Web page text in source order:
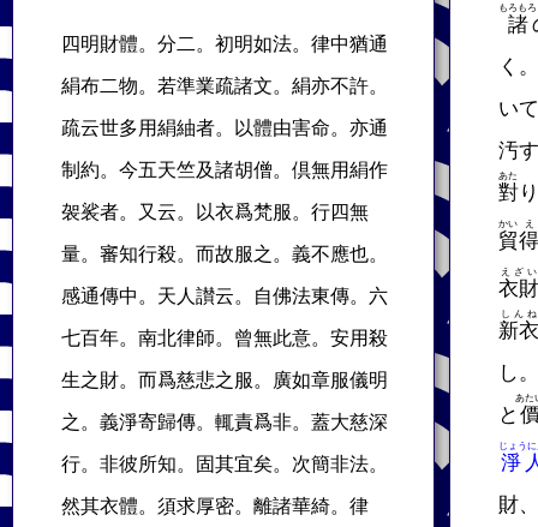
四明財體。分二。初明如法。律中猶通
絹布二物。若準業疏諸文。絹亦不許。
疏云世多用絹紬者。以體由害命。亦通
制約。今五天竺及諸胡僧。倶無用絹作
袈裟者。又云。以衣爲梵服。行四無
量。審知行殺。而故服之。義不應也。
感通傳中。天人讃云。自佛法東傳。六
七百年。南北律師。曾無此意。安用殺
生之財。而爲慈悲之服。廣如章服儀明
之。義淨寄歸傳。輒責爲非。蓋大慈深
行。非彼所知。固其宜矣。次簡非法。
然其衣體。須求厚密。離諸華綺。律
諸
もろもろ
く
い
汚
對
あた
貿
かい
得
え
衣財
えざい
新衣
しんね
し
と
あた
淨
じょう
財